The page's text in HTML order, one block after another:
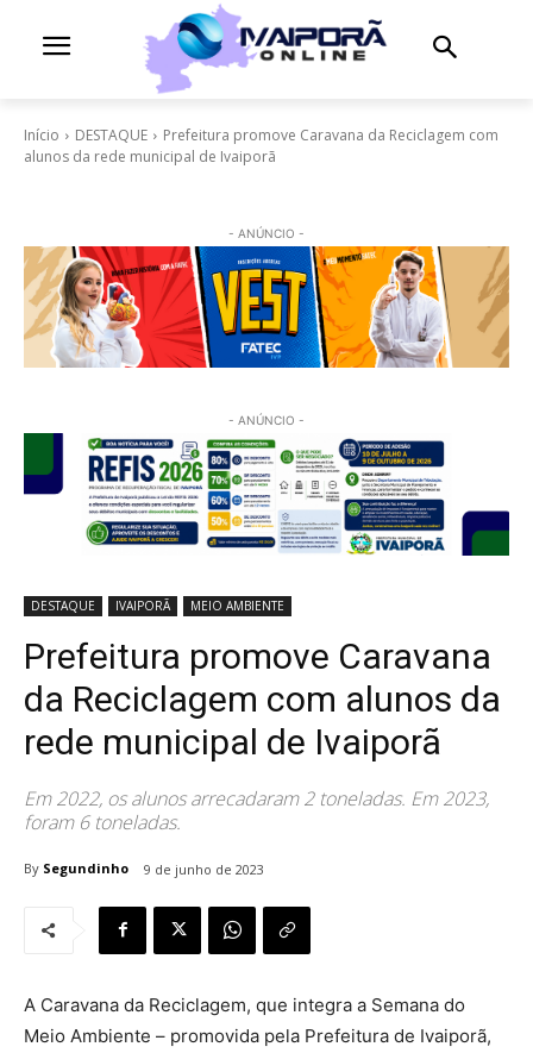
Início DESTAQUE
Prefeitura promove Caravana da Reciclagem com
alunos da rede municipal de Ivaiporã
- ANÚNCIO -
- ANÚNCIO -
DESTAQUE IVAIPORÃ MEIO AMBIENTE
Prefeitura promove Caravana
da Reciclagem com alunos da
rede municipal de Ivaiporã
Em 2022, os alunos arrecadaram 2 toneladas. Em 2023,
foram 6 toneladas.
By Segundinho 9 de junho de 2023
A Caravana da Reciclagem, que integra a Semana do
Meio Ambiente – promovida pela Prefeitura de Ivaiporã,